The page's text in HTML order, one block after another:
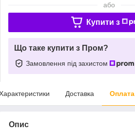
або
Купити з
Що таке купити з Пром?
Замовлення під захистом
Доставка Оплата
Опис